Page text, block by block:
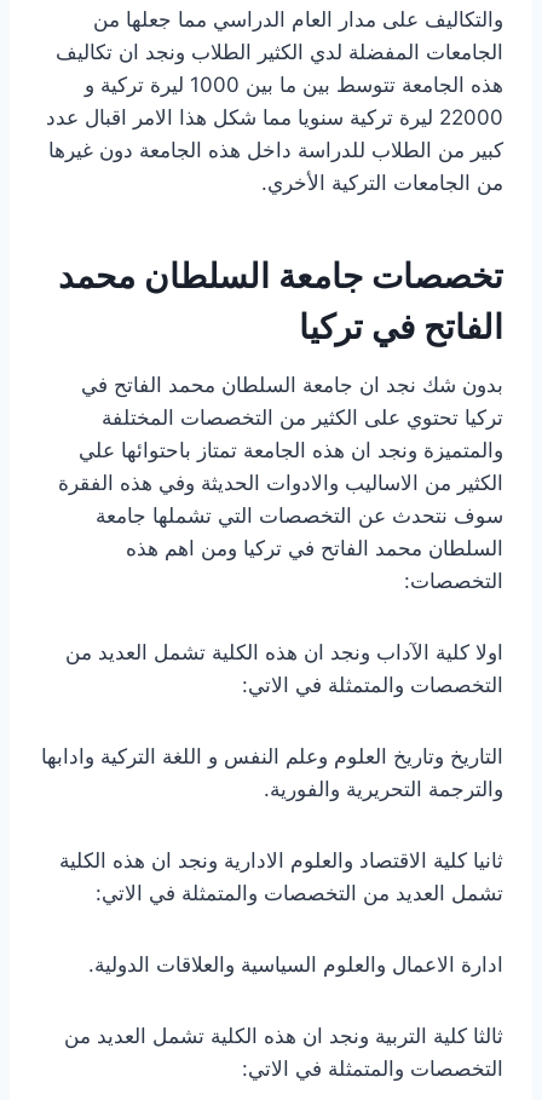
والتكاليف على مدار العام الدراسي مما جعلها من
الجامعات المفضلة لدي الكثير الطلاب ونجد ان تكاليف
هذه الجامعة تتوسط بين ما بين 1000 ليرة تركية و
22000 ليرة تركية سنويا مما شكل هذا الامر اقبال عدد
كبير من الطلاب للدراسة داخل هذه الجامعة دون غيرها
من الجامعات التركية الأخري.
تخصصات جامعة السلطان محمد
الفاتح في تركيا
بدون شك نجد ان جامعة السلطان محمد الفاتح في
تركيا تحتوي على الكثير من التخصصات المختلفة
والمتميزة ونجد ان هذه الجامعة تمتاز باحتوائها علي
الكثير من الاساليب والادوات الحديثة وفي هذه الفقرة
سوف نتحدث عن التخصصات التي تشملها جامعة
السلطان محمد الفاتح في تركيا ومن اهم هذه
التخصصات:
اولا كلية الآداب ونجد ان هذه الكلية تشمل العديد من
التخصصات والمتمثلة في الاتي:
التاريخ وتاريخ العلوم وعلم النفس و اللغة التركية وادابها
والترجمة التحريرية والفورية.
ثانيا كلية الاقتصاد والعلوم الادارية ونجد ان هذه الكلية
تشمل العديد من التخصصات والمتمثلة في الاتي:
ادارة الاعمال والعلوم السياسية والعلاقات الدولية.
ثالثا كلية التربية ونجد ان هذه الكلية تشمل العديد من
التخصصات والمتمثلة في الاتي: